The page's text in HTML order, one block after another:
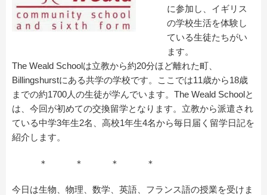
に参加し、イギリス
の学校生活を体験し
ている生徒たちがい
ます。
The Weald Schoolは立教から約20分ほど離れた町、
Billingshurstにある共学の学校です。ここでは11歳から18歳
までの約1700人の生徒が学んでいます。The Weald Schoolと
は、今回が初めての交換留学となります。立教から派遣され
ている中学3年生2名、高校1年生4名から毎日届く留学日記を
紹介します。
＊ ＊ ＊ ＊
今日は生物、物理、数学、英語、フランス語の授業を受けま